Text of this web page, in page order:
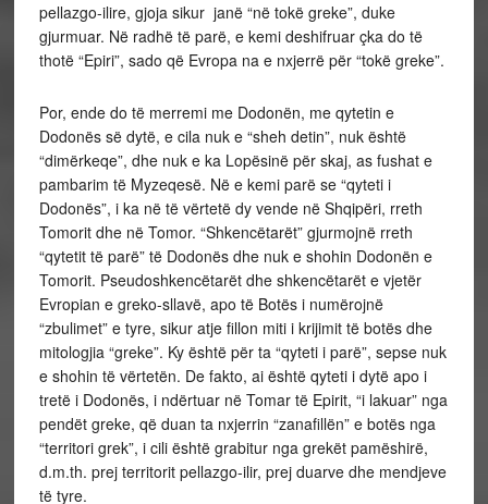
pellazgo-ilire, gjoja sikur janë “në tokë greke”, duke
gjurmuar. Në radhë të parë, e kemi deshifruar çka do të
thotë “Epiri”, sado që Evropa na e nxjerrë për “tokë greke”.
Por, ende do të merremi me Dodonën, me qytetin e
Dodonës së dytë, e cila nuk e “sheh detin”, nuk është
“dimërkeqe”, dhe nuk e ka Lopësinë për skaj, as fushat e
pambarim të Myzeqesë. Në e kemi parë se “qyteti i
Dodonës”, i ka në të vërtetë dy vende në Shqipëri, rreth
Tomorit dhe në Tomor. “Shkencëtarët” gjurmojnë rreth
“qytetit të parë” të Dodonës dhe nuk e shohin Dodonën e
Tomorit. Pseudoshkencëtarët dhe shkencëtarët e vjetër
Evropian e greko-sllavë, apo të Botës i numërojnë
“zbulimet” e tyre, sikur atje fillon miti i krijimit të botës dhe
mitologjia “greke”. Ky është për ta “qyteti i parë”, sepse nuk
e shohin të vërtetën. De fakto, ai është qyteti i dytë apo i
tretë i Dodonës, i ndërtuar në Tomar të Epirit, “i lakuar” nga
pendët greke, që duan ta nxjerrin “zanafillën” e botës nga
“territori grek”, i cili është grabitur nga grekët pamëshirë,
d.m.th. prej territorit pellazgo-ilir, prej duarve dhe mendjeve
të tyre.